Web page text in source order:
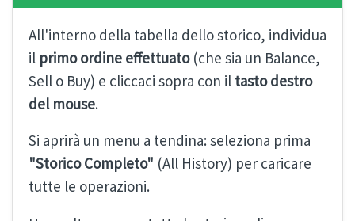
All'interno della tabella dello storico, individua
il primo ordine effettuato(che sia un Balance,
Sell o Buy) e cliccaci sopra con il tasto destro
del mouse.
Si aprirà un menu a tendina: seleziona prima
"Storico Completo" (All History) per caricare
tutte le operazioni.